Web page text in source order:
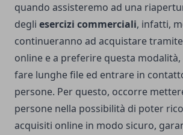
quando assisteremo ad una
degli esercizi commerciali, infatti,
continueranno ad acquistare
online e a preferire questa
fare lunghe file ed entrare in
persone. Per questo, occorre
persone nella possibilità di poter
acquisiti online in modo sicuro,